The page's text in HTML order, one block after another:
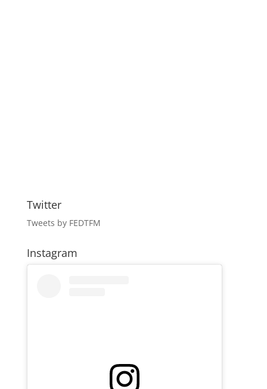
Twitter
Tweets by FEDTFM
Instagram